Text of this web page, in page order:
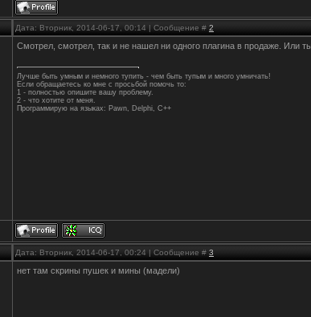
Дата: Вторник, 2014-06-17, 00:14 | Сообщение # 2
Смотрел, смотрел, так и не нашел ни одного плагина в продаже. Или
Лучше быть умным и немного тупить - чем быть тупым и много умничать!
Если обращаетесь ко мне с просьбой помочь то:
1 - полностью опишите вашу проблему.
2 - что хотите от меня.
Программирую на языках: Pawn, Delphi, C++
Дата: Вторник, 2014-06-17, 00:24 | Сообщение # 3
нет там скрины пушек и мины (мадели)